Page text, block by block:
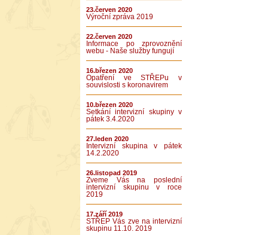
23.červen 2020
Výroční zpráva 2019
22.červen 2020
Informace po zprovoznění
webu - Naše služby fungují
16.březen 2020
Opatření ve STŘEPu v
souvislosti s koronavirem
10.březen 2020
Setkání intervizní skupiny v
pátek 3.4.2020
27.leden 2020
Intervizní skupina v pátek
14.2.2020
26.listopad 2019
Zveme Vás na poslední
intervizní skupinu v roce
2019
17.září 2019
STŘEP Vás zve na intervizní
skupinu 11.10. 2019